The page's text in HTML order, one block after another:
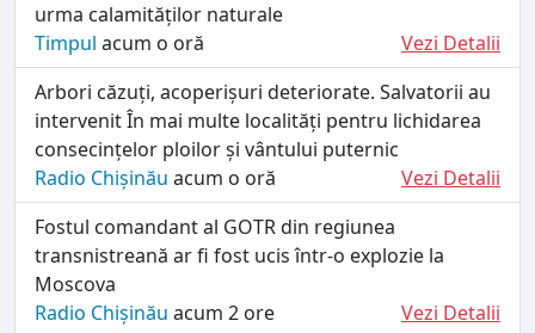
urma calamităților naturale
Timpul acum o oră
Vezi Detalii
Arbori căzuți, acoperișuri deteriorate. Salvatorii au
intervenit În mai multe localități pentru lichidarea
consecințelor ploilor și vântului puternic
Radio Chișinău acum o oră
Vezi Detalii
Fostul comandant al GOTR din regiunea
transnistreană ar fi fost ucis într-o explozie la
Moscova
Radio Chișinău acum 2 ore
Vezi Detalii